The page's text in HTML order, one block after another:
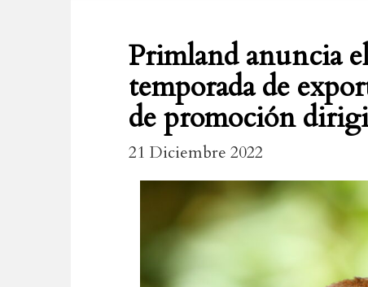
Primland anuncia
temporada de
de promoción
21 Diciembre 2022